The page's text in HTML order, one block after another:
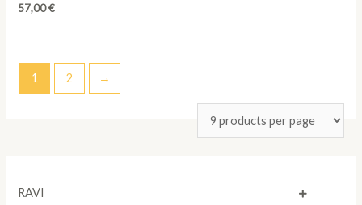
RAVI
Rated
57,00€
1 2 →